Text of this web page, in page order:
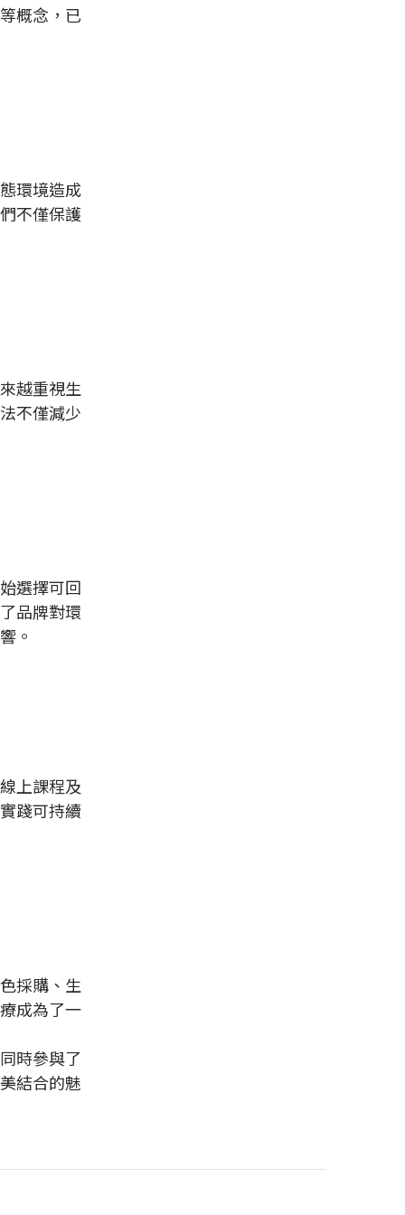
概念，已
環境造成
不僅保護
越重視生
不僅減少
選擇可回
品牌對環
。
上課程及
踐可持續
採購、生
成為了一
時參與了
結合的魅